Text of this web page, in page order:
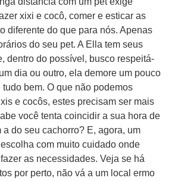
xixi e cocô, comer e esticar as
diferente do que para nós. Apenas
do seu pet. A Ella tem seus
dentro do possível, busco respeitá-
dia ou outro, ela demore um pouco
tudo bem. O que não podemos
e cocôs, estes precisam ser mais
você tenta coincidir a sua hora de
a do seu cachorro? E, agora, um
com muito cuidado onde
as necessidades. Veja se há
por perto, não vá a um local ermo